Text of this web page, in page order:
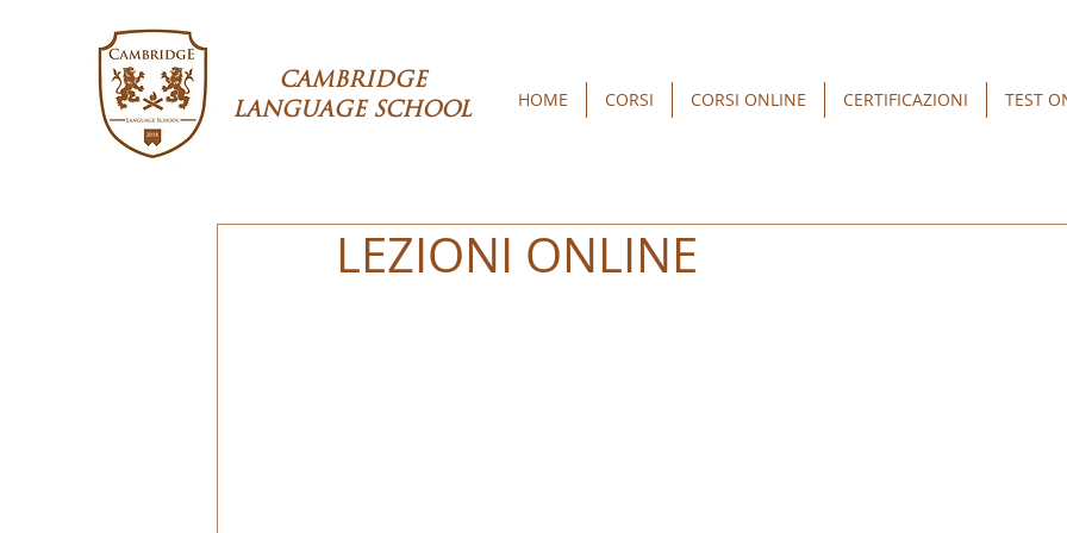
CAMBRIDGE
LANGUAGE SCHOOL
HOME CORSI CORSI ONLINE CERTIFICAZIONI TEST
LEZIONI ONLINE